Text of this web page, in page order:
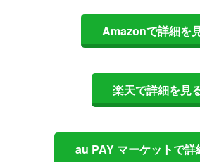
Amazonで詳細を
楽天で詳細を見
au PAY マーケットで詳